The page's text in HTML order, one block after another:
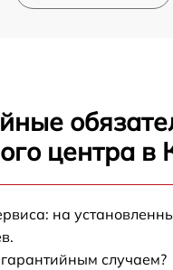
центра в
на
гарантийным случаем?